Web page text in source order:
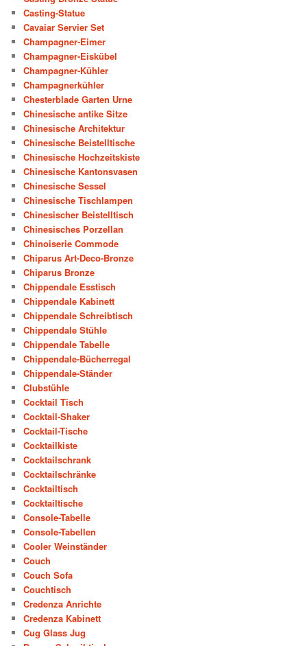
Casting-Statue
Cavaiar Servier Set
Champagner-Eimer
Champagner-Eiskübel
Champagner-Kühler
Champagnerkühler
Chesterblade Garten Urne
Chinesische antike Sitze
Chinesische Architektur
Chinesische Beistelltische
Chinesische Hochzeitskiste
Chinesische Kantonsvasen
Chinesische Sessel
Chinesische Tischlampen
Chinesischer Beistelltisch
Chinesisches Porzellan
Chinoiserie Commode
Chiparus Art-Deco-Bronze
Chiparus Bronze
Chippendale Esstisch
Chippendale Kabinett
Chippendale Schreibtisch
Chippendale Stühle
Chippendale Tabelle
Chippendale-Bücherregal
Chippendale-Ständer
Clubstühle
Cocktail Tisch
Cocktail-Shaker
Cocktail-Tische
Cocktailkiste
Cocktailschrank
Cocktailschränke
Cocktailtisch
Cocktailtische
Console-Tabelle
Console-Tabellen
Cooler Weinständer
Couch
Couch Sofa
Couchtisch
Credenza Anrichte
Credenza Kabinett
Cug Glass Jug